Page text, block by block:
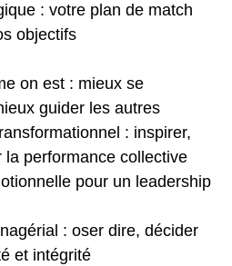
: votre plan de match
objectifs
on est : mieux se
guider les autres
: inspirer,
la performance collective
pour un leadership
: oser dire, décider
et intégrité